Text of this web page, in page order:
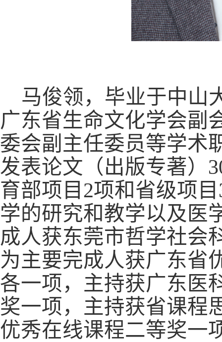
马俊领，毕业于中山
广东省生命文化学会副
委会副主任委员等学术
发表论文（出版专著）
育部项目2项和省级项
学的研究和教学以及医
成人获东莞市哲学社会
为主要完成人获广东省
各一项，主持获广东医
奖一项，主持获省课程
优秀在线课程二等奖一